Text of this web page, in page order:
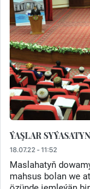
ÝAŞLAR
18.07.22 - 11:52
Maslahatyň
mahsus bolan we